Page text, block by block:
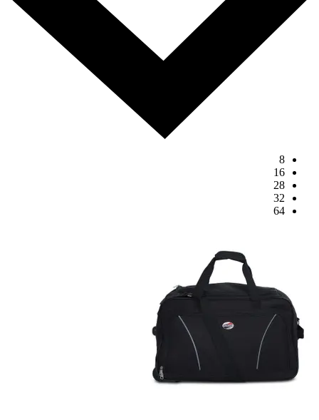
8
16
28
32
64